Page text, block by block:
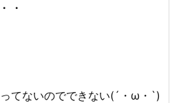
・
てないのでできない(´・ω・`)